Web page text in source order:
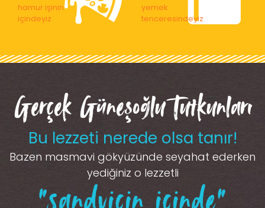
hamur işinin
içindeyiz
yemek
tenceresindeyiz
Gerçek Güneşoğlu Tutkunları
Bu lezzeti nerede olsa tanır!
Bazen masmavi gökyüzünde seyahat ederken
yediğiniz o lezzetli